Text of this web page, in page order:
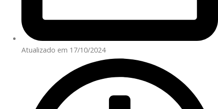
Atualizado em 17/10/2024